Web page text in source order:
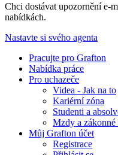
​Chci dostávat upozornění e-
nabídkách.
Nastavte si svého agenta
Pracujte pro Grafton
Nabídka práce
Pro uchazeče
Videa - Jak na to
Kariérní zóna
Studenti a
Mzdy a
Můj Grafton účet
Registrace